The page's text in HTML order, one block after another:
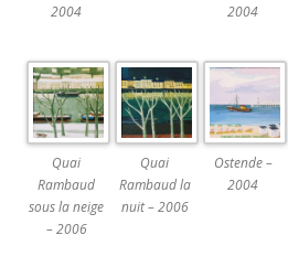
2004
2004
Quai
Rambaud
sous la neige
– 2006
Quai
Rambaud la
nuit – 2006
Ostende –
2004